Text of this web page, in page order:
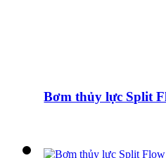
Bơm thủy lực Split